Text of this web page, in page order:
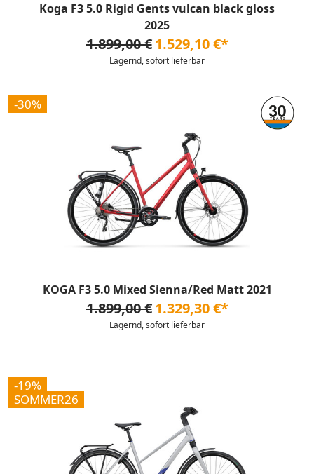
Koga F3 5.0 Rigid Gents vulcan black gloss
2025
1.899,00 € 1.529,10 €*
Lagernd, sofort lieferbar
-30%
KOGA F3 5.0 Mixed Sienna/Red Matt 2021
1.899,00 € 1.329,30 €*
Lagernd, sofort lieferbar
-19%
SOMMER26